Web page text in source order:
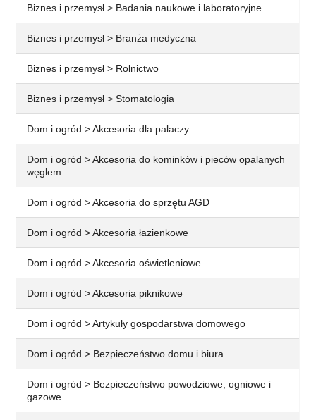
Biznes i przemysł > Badania naukowe i laboratoryjne
Biznes i przemysł > Branża medyczna
Biznes i przemysł > Rolnictwo
Biznes i przemysł > Stomatologia
Dom i ogród > Akcesoria dla palaczy
Dom i ogród > Akcesoria do kominków i pieców opalanych
węglem
Dom i ogród > Akcesoria do sprzętu AGD
Dom i ogród > Akcesoria łazienkowe
Dom i ogród > Akcesoria oświetleniowe
Dom i ogród > Akcesoria piknikowe
Dom i ogród > Artykuły gospodarstwa domowego
Dom i ogród > Bezpieczeństwo domu i biura
Dom i ogród > Bezpieczeństwo powodziowe, ogniowe i
gazowe